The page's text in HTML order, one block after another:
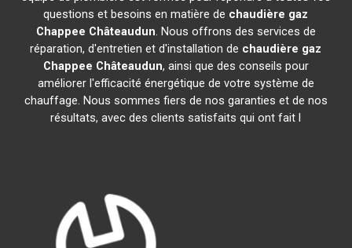
questions et besoins en matière de chaudière gaz
Chappee Châteaudun. Nous offrons des services de
réparation, d'entretien et d'installation de chaudière gaz
Chappee Châteaudun, ainsi que des conseils pour
améliorer l'efficacité énergétique de votre système de
chauffage. Nous sommes fiers de nos garanties et de nos
résultats, avec des clients satisfaits qui ont fait l